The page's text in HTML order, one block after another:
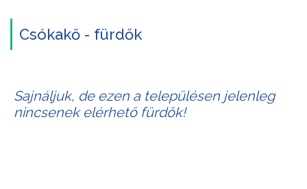
Csókakő - fürdők
Sajnáljuk, de ezen a településen jelenleg
nincsenek elérhető fürdők!